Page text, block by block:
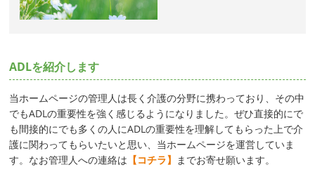
ADLを紹介します
当ホームページの管理人は長く介護の分野に携わっており、その中
でもADLの重要性を強く感じるようになりました。ぜひ直接的にで
も間接的にでも多くの人にADLの重要性を理解してもらった上で介
護に関わってもらいたいと思い、当ホームページを運営していま
す。なお管理人への連絡は 【コチラ】 までお寄せ願います。